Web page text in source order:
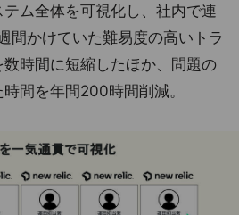
ム全体を可視化し、社内で連
間かけていた難易度の高いトラ
時間に短縮したほか、問題の
間を年間200時間削減。